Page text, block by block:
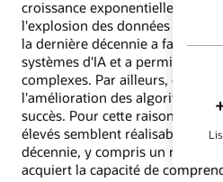
croissance exponentielle, il y a
l'explosion des données et de la
la dernière décennie a facilité
systèmes d'IA et a permis la
complexes. Par ailleurs, de
l'amélioration des algorithmes
succès. Pour cette raison, un
élevés semblent réalisables au
décennie, y compris un
acquiert la capacité de